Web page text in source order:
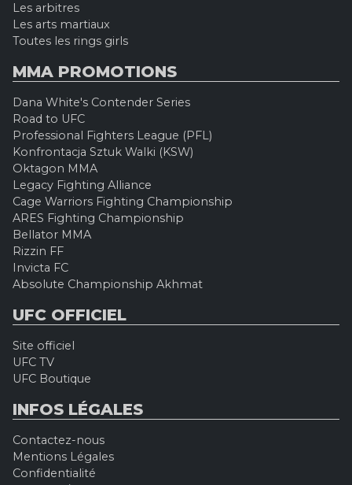
Les arbitres
Les arts martiaux
Toutes les rings girls
MMA PROMOTIONS
Dana White's Contender Series
Road to UFC
Professional Fighters League (PFL)
Konfrontacja Sztuk Walki (KSW)
Oktagon MMA
Legacy Fighting Alliance
Cage Warriors Fighting Championship
ARES Fighting Championship
Bellator MMA
Rizzin FF
Invicta FC
Absolute Championship Akhmat
UFC OFFICIEL
Site officiel
UFC TV
UFC Boutique
INFOS LÉGALES
Contactez-nous
Mentions Légales
Confidentialité